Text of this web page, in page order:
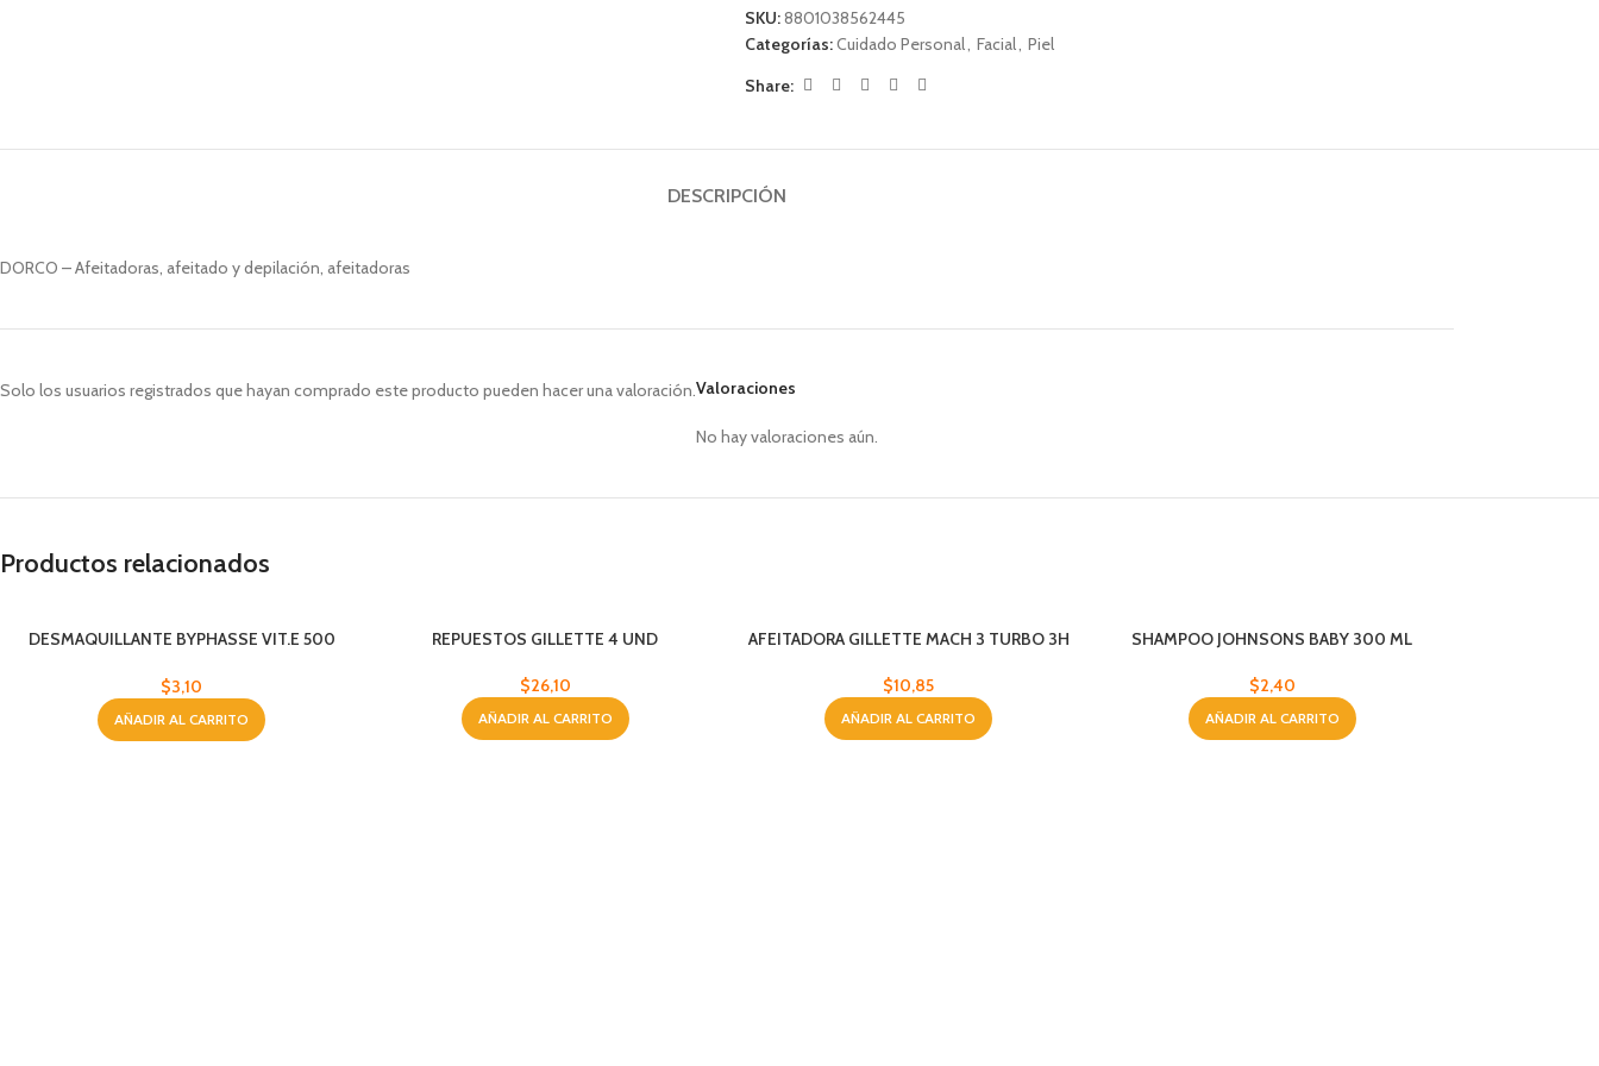
SKU:8801038562445
Categorías:Cuidado Personal, Facial, Piel
Share:
DESCRIPCIÓN
DORCO – Afeitadoras, afeitado y depilación, afeitadoras
Valoraciones
No hay valoraciones aún.
Solo los usuarios registrados que hayan comprado este producto pueden hacer una valoración.
Productos relacionados
DESMAQUILLANTE BYPHASSE VIT.E 500
$3,10
AÑADIR AL CARRITO
REPUESTOS GILLETTE 4 UND
$26,10
AÑADIR AL CARRITO
AFEITADORA GILLETTE MACH 3 TURBO 3H
$10,85
AÑADIR AL CARRITO
SHAMPOO JOHNSONS BABY 300 ML
$2,40
AÑADIR AL CARRITO